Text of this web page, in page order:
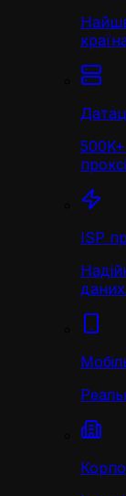
ISP